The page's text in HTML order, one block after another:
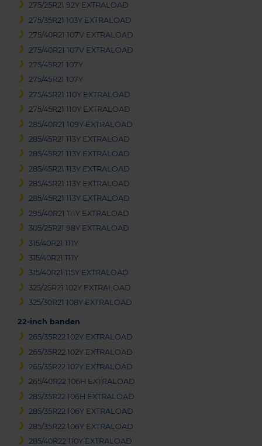
275/25R21 92Y EXTRALOAD
275/35R21 103Y EXTRALOAD
275/40R21 107V EXTRALOAD
275/40R21 107V EXTRALOAD
275/45R21 107Y
275/45R21 107Y
275/45R21 110Y EXTRALOAD
275/45R21 110Y EXTRALOAD
285/40R21 109Y EXTRALOAD
285/45R21 113Y EXTRALOAD
285/45R21 113Y EXTRALOAD
285/45R21 113Y EXTRALOAD
285/45R21 113Y EXTRALOAD
285/45R21 113Y EXTRALOAD
295/40R21 111Y EXTRALOAD
305/25R21 98Y EXTRALOAD
315/40R21 111Y
315/40R21 111Y
315/40R21 115Y EXTRALOAD
325/25R21 102Y EXTRALOAD
325/30R21 108Y EXTRALOAD
22-inch banden
265/35R22 102Y EXTRALOAD
265/35R22 102Y EXTRALOAD
265/35R22 102Y EXTRALOAD
265/40R22 106H EXTRALOAD
285/35R22 106H EXTRALOAD
285/35R22 106Y EXTRALOAD
285/35R22 106Y EXTRALOAD
285/40R22 110Y EXTRALOAD